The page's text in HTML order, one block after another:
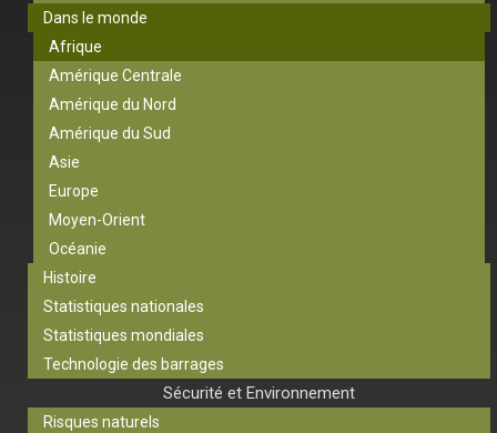
Dans le monde
Afrique
Amérique Centrale
Amérique du Nord
Amérique du Sud
Asie
Europe
Moyen-Orient
Océanie
Histoire
Statistiques nationales
Statistiques mondiales
Technologie des barrages
Sécurité et Environnement
Risques naturels